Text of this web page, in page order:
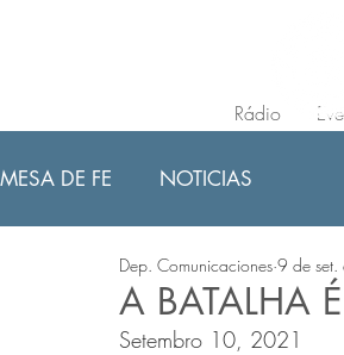
MESA DE FE NOTICIAS
A BATALHA
Dep. Comunicaciones 9 de
Setembro 10, 2021
Rádio